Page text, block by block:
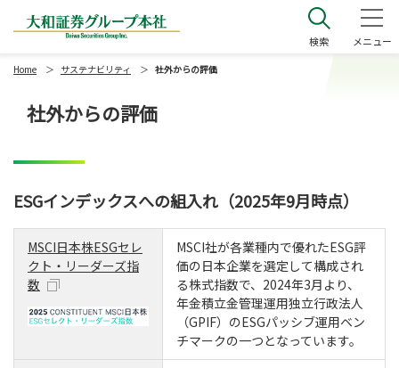
検索 メニュー
社外からの評価
ESGインデックスへの組入れ（2025年9月時点）
MSCI日本株ESGセレ
クト・リーダーズ指
数
MSCI社が各業種内で優れたESG評
価の日本企業を選定して構成され
る株式指数で、2024年3月より、
年金積立金管理運用独立行政法人
（GPIF）のESGパッシブ運用ベン
チマークの一つとなっています。
Home サステナビリティ 社外からの評価